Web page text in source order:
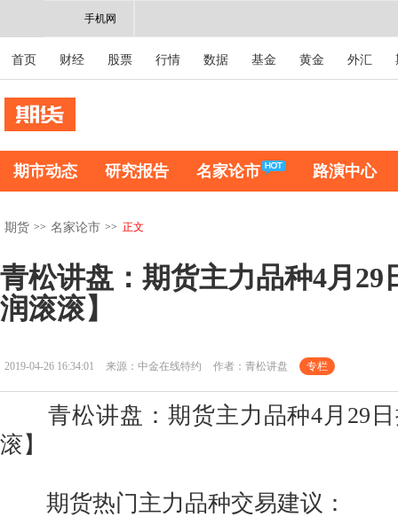
手机网
首页 财经 股票 行情 数据 基金 黄金 外汇
期市动态 研究报告 名家论市 路演中心
期货 >> 名家论市 >> 正文
青松讲盘：期货主力品种4月29
润滚滚】
2019-04-26 16:34:01 来源：中金在线特约 作者：青松讲盘 专栏
青松讲盘：期货主力品种4月29日
滚】
期货热门主力品种交易建议：